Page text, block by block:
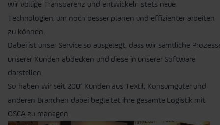
wir völlige Transparenz und entwickeln stets neue
Technologien, um noch besser planen und effizienter arbeiten
zu können.
Dabei ist unser Service so ausgelegt, dass wir sämtliche
unserer Kunden abdecken und diese in unserer Software
darstellen.
So haben wir seit 2001 Kunden aus Textil, Konsumgüter und
anderen Branchen dabei begleitet ihre gesamte Logistik mit
OSCA zu managen.